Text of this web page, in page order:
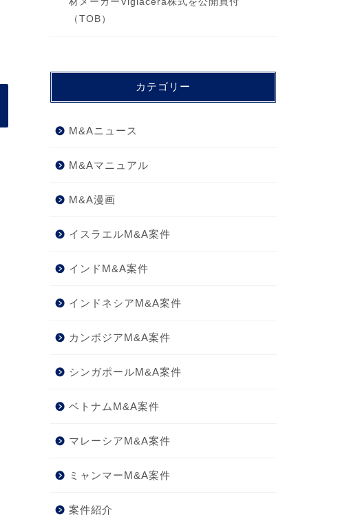
（TOB）
カテゴリー
M&Aニュース
M&Aマニュアル
M&A漫画
イスラエルM&A案件
インドM&A案件
インドネシアM&A案件
カンボジアM&A案件
シンガポールM&A案件
ベトナムM&A案件
マレーシアM&A案件
ミャンマーM&A案件
案件紹介